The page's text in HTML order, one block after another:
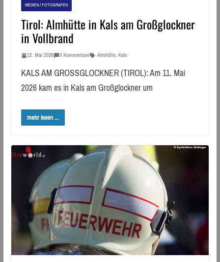
MEDIEN / FOTOGRAFEN
Tirol: Almhütte in Kals am Großglockner
in Vollbrand
12. Mai 2026 0 Kommentare Almhütte, Kals
KALS AM GROSSGLOCKNER (TIROL): Am 11. Mai
2026 kam es in Kals am Großglockner um
mehr lesen ...